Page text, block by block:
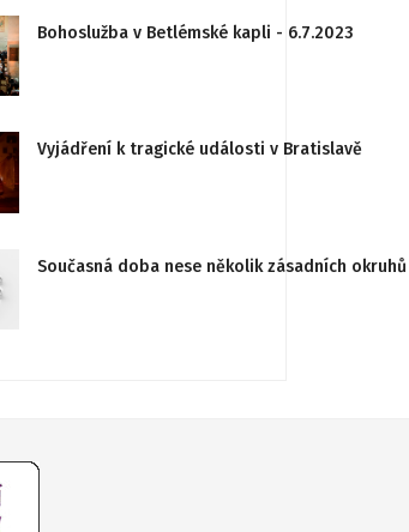
Bohoslužba v Betlémské kapli - 6.7.2023
Vyjádření k tragické události v Bratislavě
Současná doba nese několik zásadních